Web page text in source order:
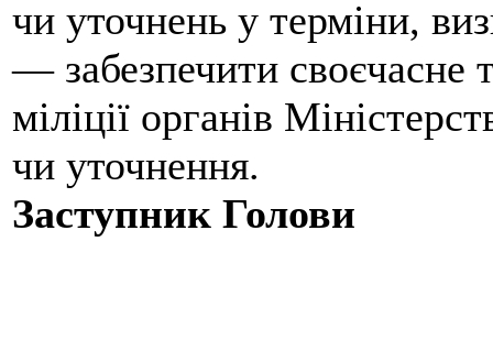
чи уточнень у терміни,
— забезпечити своєчасне
міліції органів
чи уточнення.
Заступник